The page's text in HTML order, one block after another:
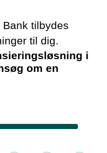
tilbydes
til dig.
i
om en